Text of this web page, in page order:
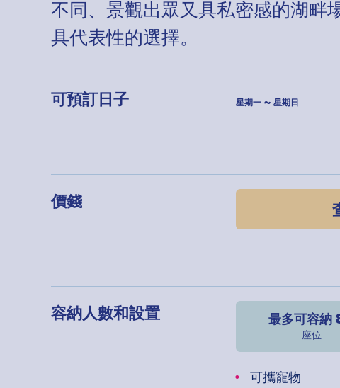
不同、景觀出眾又具私密感的湖畔
具代表性的選擇。
可預訂日子 星期一 ~ 星期日
價錢
容納人數和設置 最多可容納
座位
可攜寵物